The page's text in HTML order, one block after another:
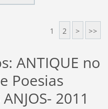
1 2 > >>
ANTIQUE no
Poesias
2011